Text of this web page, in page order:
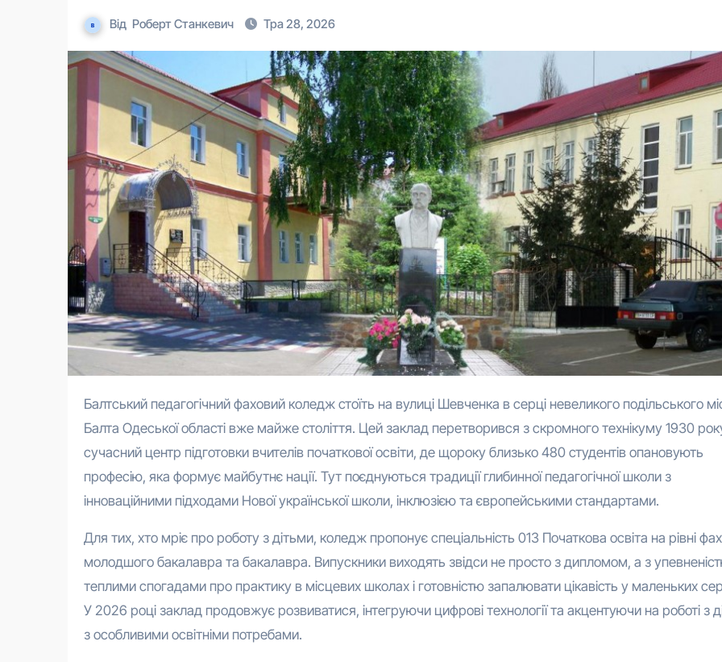
Від Роберт Станкевич Тра 28, 2026
Балтський педагогічний фаховий коледж стоїть на вулиці Шевченка в серці невеликого подільського міста
Балта Одеської області вже майже століття. Цей заклад перетворився з скромного технікуму 1930
сучасний центр підготовки вчителів початкової освіти, де щороку близько 480 студентів опановують
професію, яка формує майбутнє нації. Тут поєднуються традиції глибинної педагогічної школи з
інноваційними підходами Нової української школи, інклюзією та європейськими стандартами.
Для тих, хто мріє про роботу з дітьми, коледж пропонує спеціальність 013 Початкова освіта на рівні
молодшого бакалавра та бакалавра. Випускники виходять звідси не просто з дипломом, а з
теплими спогадами про практику в місцевих школах і готовністю запалювати цікавість у маленьких
У 2026 році заклад продовжує розвиватися, інтегруючи цифрові технології та акцентуючи на роботі з
з особливими освітніми потребами.